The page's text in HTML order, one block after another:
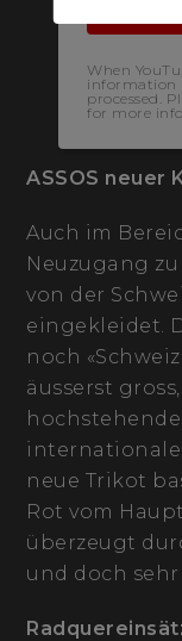
When
information
processed.
for more
ASSOS neuer
Auch im
Neuzugang
von der
eingekleidet.
noch
äusserst
internationale
neue Trikot
Rot vom
überzeugt
und doch